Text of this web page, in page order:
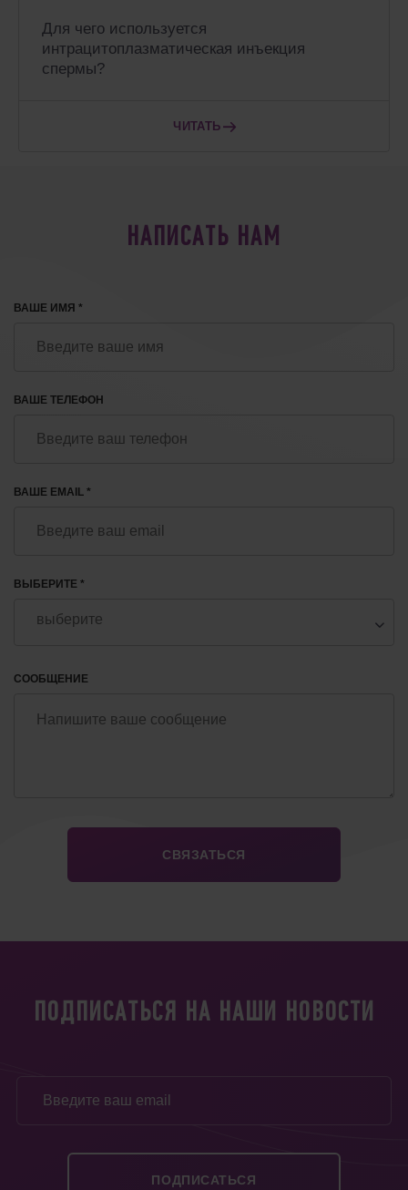
Для чего используется
интрацитоплазматическая инъекция
спермы?
ЧИТАТЬ
НАПИСАТЬ НАМ
ВАШЕ ИМЯ *
ВАШЕ ТЕЛЕФОН
ВАШЕ EMAIL *
ВЫБЕРИТЕ *
СООБЩЕНИЕ
ПОДПИСАТЬСЯ НА НАШИ НОВОСТИ